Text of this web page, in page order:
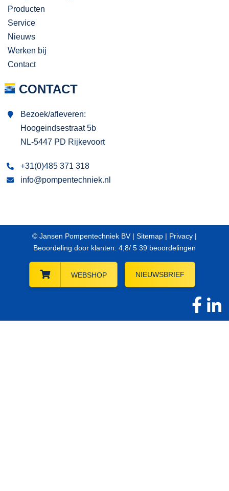
Producten
Service
Nieuws
Werken bij
Contact
CONTACT
Bezoek/afleveren:
Hoogeindsestraat 5b
NL-5447 PD Rijkevoort
+31(0)485 371 318
info@pompentechniek.nl
© Jansen Pompentechniek BV | Sitemap | Privacy |
Beoordeling door klanten: 4,8/ 5 39 beoordelingen
WEBSHOP NIEUWSBRIEF